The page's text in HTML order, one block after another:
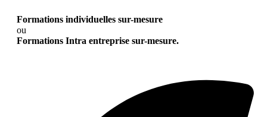
Formations individuelles sur-mesure
ou
Formations Intra entreprise sur-mesure.